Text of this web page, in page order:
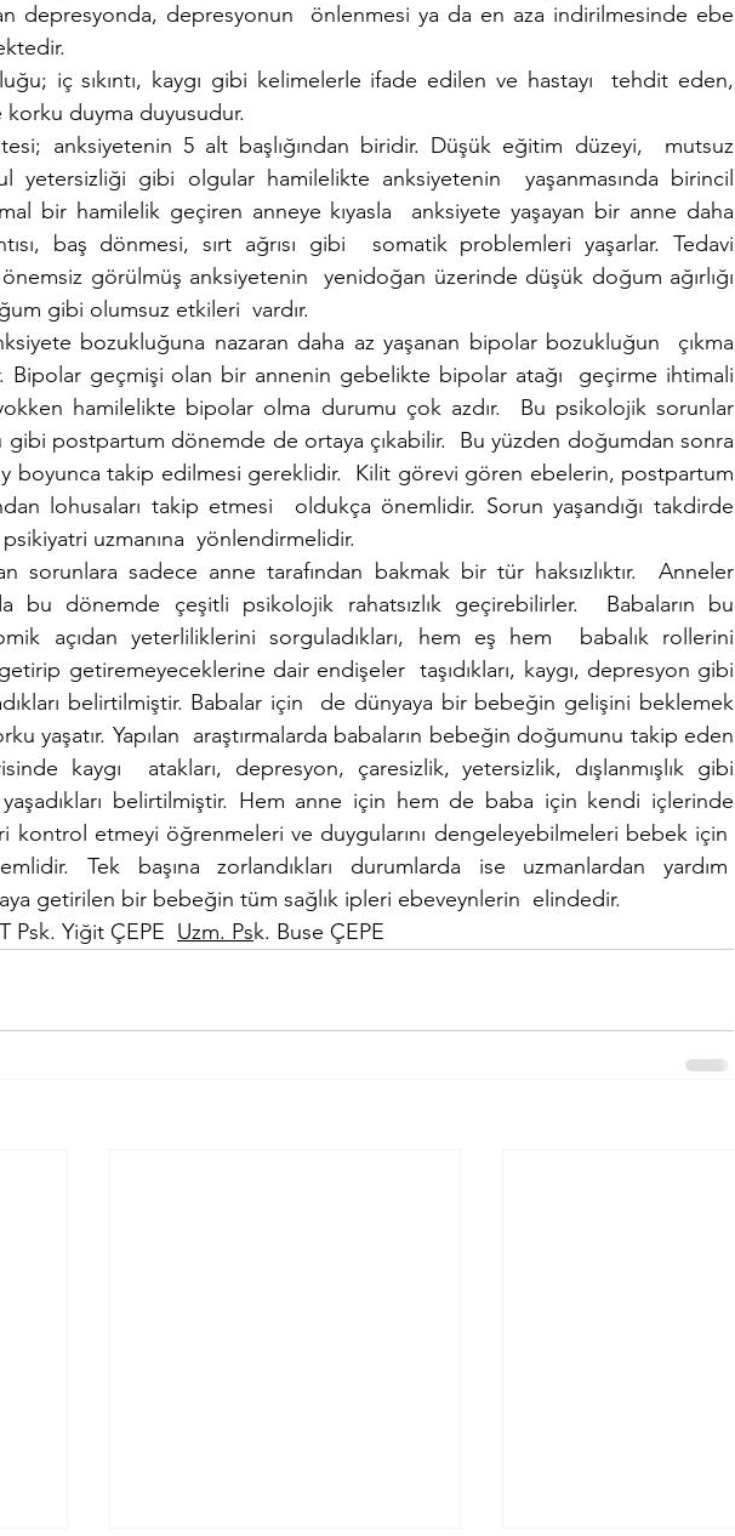
depresyonda, depresyonun  önlenmesi ya da en aza indirilmesinde ebe
iç sıkıntı, kaygı gibi kelimelerle ifade edilen ve hastayı  tehdit eden,
korku duyma duyusudur.
anksiyetenin 5 alt başlığından biridir. Düşük eğitim düzeyi,  mutsuz
yetersizliği gibi olgular hamilelikte anksiyetenin  yaşanmasında birincil
bir hamilelik geçiren anneye kıyasla  anksiyete yaşayan bir anne daha
baş dönmesi, sırt ağrısı gibi  somatik problemleri yaşarlar. Tedavi
görülmüş anksiyetenin  yenidoğan üzerinde düşük doğum ağırlığı
gibi olumsuz etkileri  vardır.
bozukluğuna nazaran daha az yaşanan bipolar bozukluğun  çıkma
Bipolar geçmişi olan bir annenin gebelikte bipolar atağı  geçirme ihtimali
hamilelikte bipolar olma durumu çok azdır.  Bu psikolojik sorunlar
postpartum dönemde de ortaya çıkabilir.  Bu yüzden doğumdan sonra
boyunca takip edilmesi gereklidir.  Kilit görevi gören ebelerin, postpartum
lohusaları takip etmesi  oldukça önemlidir. Sorun yaşandığı takdirde
uzmanına  yönlendirmelidir.
sorunlara sadece anne tarafından bakmak bir tür haksızlıktır.  Anneler
bu dönemde çeşitli psikolojik rahatsızlık geçirebilirler.  Babaların bu
açıdan yeterliliklerini sorguladıkları, hem eş hem  babalık rollerini
getiremeyeceklerine dair endişeler  taşıdıkları, kaygı, depresyon gibi
belirtilmiştir. Babalar için  de dünyaya bir bebeğin gelişini beklemek
yaşatır. Yapılan  araştırmalarda babaların bebeğin doğumunu takip eden
kaygı  atakları, depresyon, çaresizlik, yetersizlik, dışlanmışlık gibi
belirtilmiştir. Hem anne için hem de baba için kendi içlerinde
kontrol etmeyi öğrenmeleri ve duygularını dengeleyebilmeleri bebek için
Tek başına zorlandıkları durumlarda ise uzmanlardan yardım
getirilen bir bebeğin tüm sağlık ipleri ebeveynlerin  elindedir.
Psk. Yiğit ÇEPE Uzm. Psk. Buse ÇEPE